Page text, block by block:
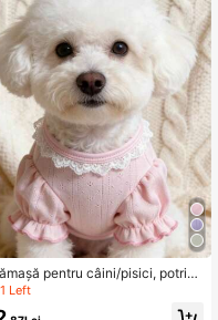
pentru câini/pisici, potrivit
rasele Teddy, Pudel, Bicho
Schnauzer, toamnă/iarnă
1 Left